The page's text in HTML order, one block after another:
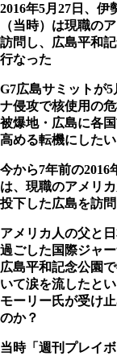
2016年5月27日、
（当時）は現職の
訪問し、広島平和
行なった
G7広島サミットが
ナ侵攻で核使用の
被爆地・広島に各
高める転機にした
今から7年前の2016
は、現職のアメリ
投下した広島を訪問
アメリカ人の父と
過ごした国際ジャ
広島平和記念公園
いて涙を流したと
モーリー氏が受け
のか？
当時「週刊プレイ